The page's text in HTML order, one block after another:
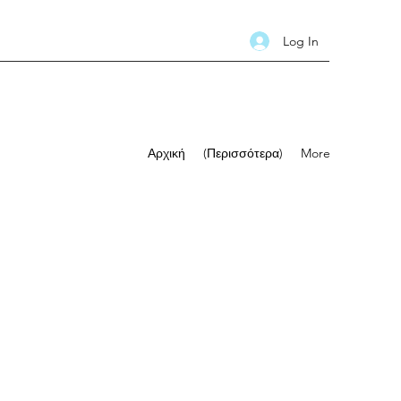
Log In
Αρχική (Περισσότερα) More